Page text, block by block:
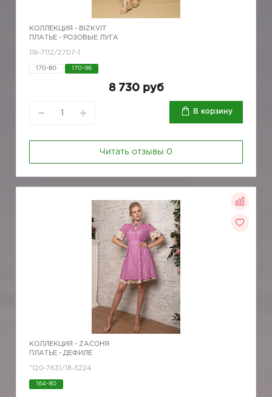
КОЛЛЕКЦИЯ - BIZKVIT
ПЛАТЬЕ - РОЗОВЫЕ ЛУГА
116-7112/2707-1
170-80 170-96
8 730 руб
В корзину
Читать отзывы 0
КОЛЛЕКЦИЯ - ZAСОНЯ
ПЛАТЬЕ - ДЕФИЛЕ
*120-7631/18-3224
164-80